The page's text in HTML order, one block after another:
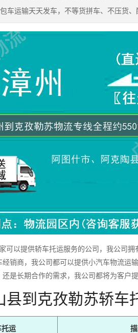
车运输天天发车，不等货拼车、不压货
以提供轿车托运服务的公司，我公司拥
经销商，我公司都可以提供小汽车物流运
是长期合作的需求，我公司都将为客户
县到克孜勒苏轿车
托运